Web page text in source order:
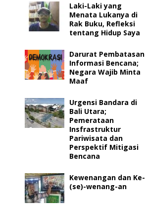
Laki-Laki yang
Menata Lukanya di
Rak Buku, Refleksi
tentang Hidup Saya
Darurat Pembatasan
Informasi Bencana;
Negara Wajib Minta
Maaf
Urgensi Bandara di
Bali Utara;
Pemerataan
Insfrastruktur
Pariwisata dan
Perspektif Mitigasi
Bencana
Kewenangan dan Ke-
(se)-wenang-an